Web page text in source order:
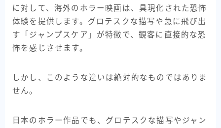
に対して、海外のホラー映画は、具現化された恐怖
体験を提供します。グロテスクな描写や急に飛び出
す「ジャンプスケア」が特徴で、観客に直接的な恐
怖を感じさせます。
しかし、このような違いは絶対的なものではありま
せん。
日本のホラー作品でも、グロテスクな描写やジャン